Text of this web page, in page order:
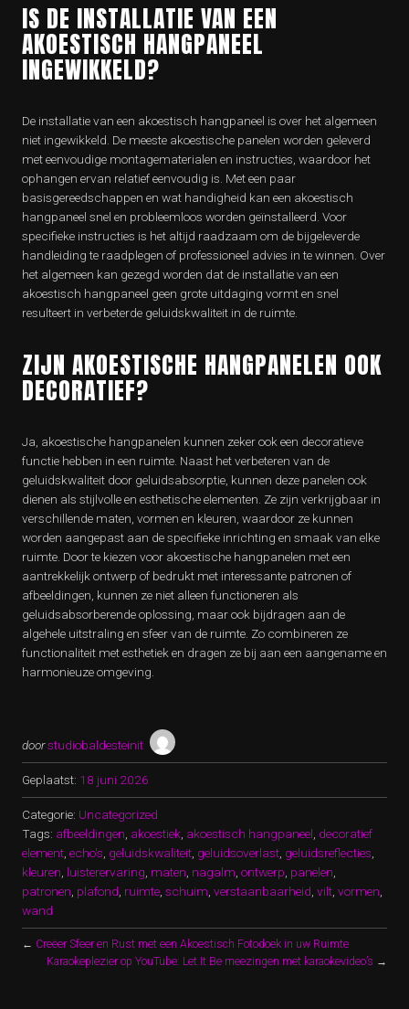
IS DE INSTALLATIE VAN EEN
AKOESTISCH HANGPANEEL
INGEWIKKELD?
De installatie van een akoestisch hangpaneel is over het algemeen
niet ingewikkeld. De meeste akoestische panelen worden geleverd
met eenvoudige montagematerialen en instructies, waardoor het
ophangen ervan relatief eenvoudig is. Met een paar
basisgereedschappen en wat handigheid kan een akoestisch
hangpaneel snel en probleemloos worden geïnstalleerd. Voor
specifieke instructies is het altijd raadzaam om de bijgeleverde
handleiding te raadplegen of professioneel advies in te winnen. Over
het algemeen kan gezegd worden dat de installatie van een
akoestisch hangpaneel geen grote uitdaging vormt en snel
resulteert in verbeterde geluidskwaliteit in de ruimte.
ZIJN AKOESTISCHE HANGPANELEN OOK
DECORATIEF?
Ja, akoestische hangpanelen kunnen zeker ook een decoratieve
functie hebben in een ruimte. Naast het verbeteren van de
geluidskwaliteit door geluidsabsorptie, kunnen deze panelen ook
dienen als stijlvolle en esthetische elementen. Ze zijn verkrijgbaar in
verschillende maten, vormen en kleuren, waardoor ze kunnen
worden aangepast aan de specifieke inrichting en smaak van elke
ruimte. Door te kiezen voor akoestische hangpanelen met een
aantrekkelijk ontwerp of bedrukt met interessante patronen of
afbeeldingen, kunnen ze niet alleen functioneren als
geluidsabsorberende oplossing, maar ook bijdragen aan de
algehele uitstraling en sfeer van de ruimte. Zo combineren ze
functionaliteit met esthetiek en dragen ze bij aan een aangename en
harmonieuze omgeving.
doorstudiobaldesteinit
Geplaatst: 18 juni 2026
Categorie: Uncategorized
Tags: afbeeldingen akoestiek akoestisch hangpaneel decoratief
element echo's geluidskwaliteit geluidsoverlast geluidsreflecties
kleuren luisterervaring maten nagalm ontwerp panelen
patronen plafond ruimte schuim verstaanbaarheid vilt vormen
wand
← Creëer Sfeer en Rust met een Akoestisch Fotodoek in uw Ruimte
Karaokeplezier op YouTube: Let It Be meezingen met karaokevideo’s →